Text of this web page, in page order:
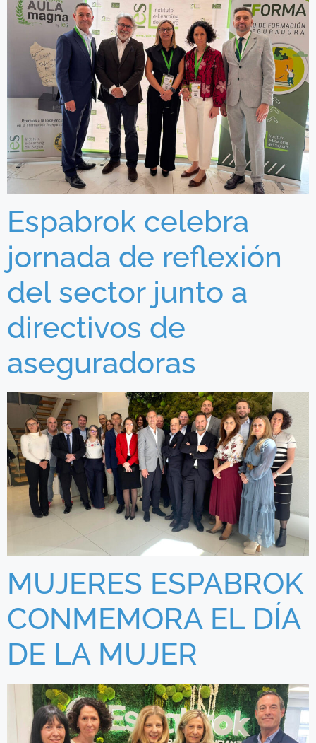
Espabrok celebra
jornada de reflexión
del sector junto a
directivos de
aseguradoras
MUJERES ESPABROK
CONMEMORA EL DÍA
DE LA MUJER